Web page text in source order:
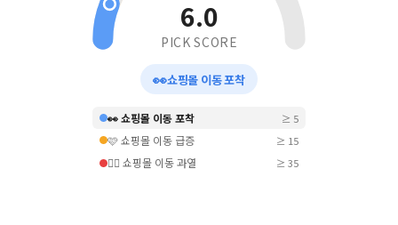
6.0
PICK SCORE
👀쇼핑몰 이동 포착
👀 쇼핑몰 이동 포착 ≥ 5
🩷 쇼핑몰 이동 급증 ≥ 15
❤️‍🔥 쇼핑몰 이동 과열 ≥ 35